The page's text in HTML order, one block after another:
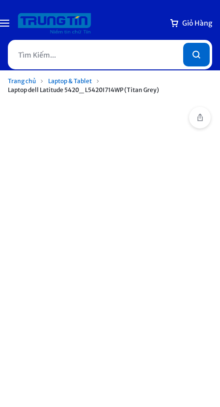
Giỏ Hàng
Trang chủ
Laptop & Tablet
Laptop dell Latitude 5420_ L5420I714WP (Titan Grey)